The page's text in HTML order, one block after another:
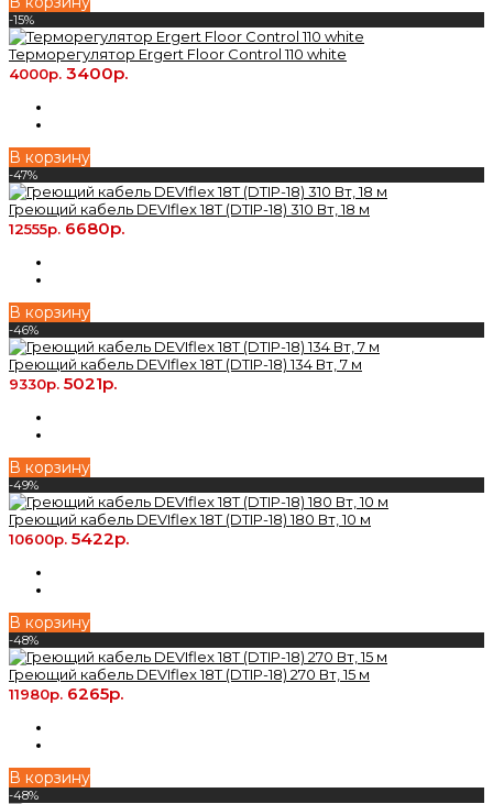
-15%
Терморегулятор Ergert Floor Control 110 white
4000р. 3400р.
В корзину
-47%
Греющий кабель DEVIflex 18T (DTIP-18) 310 Вт, 18 м
12555р. 6680р.
В корзину
-46%
Греющий кабель DEVIflex 18T (DTIP-18) 134 Вт, 7 м
9330р. 5021р.
В корзину
-49%
Греющий кабель DEVIflex 18T (DTIP-18) 180 Вт, 10 м
10600р. 5422р.
В корзину
-48%
Греющий кабель DEVIflex 18T (DTIP-18) 270 Вт, 15 м
11980р. 6265р.
В корзину
-48%